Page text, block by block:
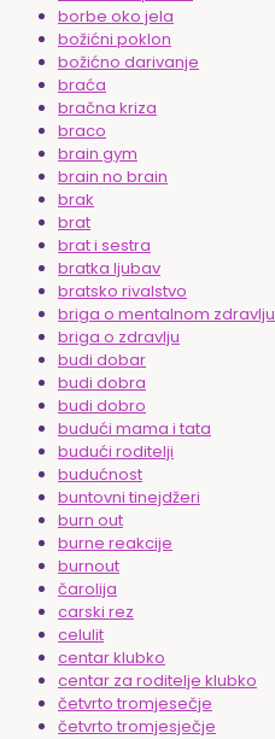
borbe oko jela
božićni poklon
božićno darivanje
braća
bračna kriza
braco
brain gym
brain no brain
brak
brat
brat i sestra
bratka ljubav
bratsko rivalstvo
briga o mentalnom zdravlju
briga o zdravlju
budi dobar
budi dobra
budi dobro
budući mama i tata
budući roditelji
budućnost
buntovni tinejdžeri
burn out
burne reakcije
burnout
čarolija
carski rez
celulit
centar klubko
centar za roditelje klubko
četvrto tromjesečje
četvrto tromjesječje